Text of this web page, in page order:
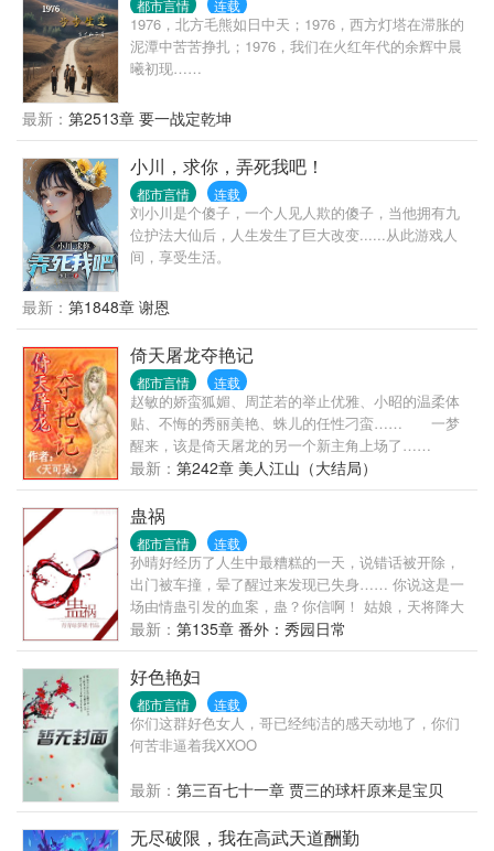
都市言情 连载
1976，北方毛熊如日中天；1976，西方灯塔在滞胀的
泥潭中苦苦挣扎；1976，我们在火红年代的余辉中晨
曦初现……
最新： 第2513章 要一战定乾坤
小川，求你，弄死我吧！
都市言情 连载
刘小川是个傻子，一个人见人欺的傻子，当他拥有九
位护法大仙后，人生发生了巨大改变......从此游戏人
间，享受生活。
最新： 第1848章 谢恩
倚天屠龙夺艳记
都市言情 连载
赵敏的娇蛮狐媚、周芷若的举止优雅、小昭的温柔体
贴、不悔的秀丽美艳、蛛儿的任性刁蛮…… 一梦
醒来，该是倚天屠龙的另一个新主角上场了……
最新： 第242章 美人江山（大结局）
蛊祸
都市言情 连载
孙晴好经历了人生中最糟糕的一天，说错话被开除，
出门被车撞，晕了醒过来发现已失身…… 你说这是一
场由情蛊引发的血案，蛊？你信啊！ 姑娘，天将降大
任于斯人也，此乃天降奇缘，恭喜完成配对 真·高富帅
就在你面前，包吃包住包结婚，还可以随！便！虐！
不过，情蛊这玩意儿技能略多，但副作用不明……所
以还是自求多福吧！ > 温馨甜宠，1虐，现代架空 本
故事纯属虚构，如有雷同，那是不可能的 据说作者是
个文案废，所以看看再说吧…… 天三更……希望大家
还是能多支持吧= = 作者的其他小说： 现言：男色撩
人（关于男神事故体质的调查报告） 离魂记 竹马使用
手册 古言：亲卿爱卿 末世：[末世]复制品 同人：[火
影]上善若水 这是我的专栏求包养↓↓↓
最新： 第135章 番外：秀园日常
好色艳妇
都市言情 连载
你们这群好色女人，哥已经纯洁的感天动地了，你们
何苦非逼着我XXOO
最新： 第三百七十一章 贾三的球杆原来是宝贝
无尽破限，我在高武天道酬勤